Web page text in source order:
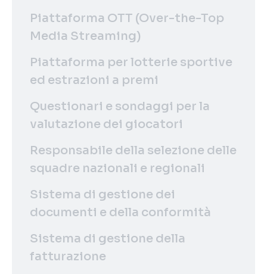
Piattaforma OTT (Over-the-Top
Media Streaming)
Piattaforma per lotterie sportive
ed estrazioni a premi
Questionari e sondaggi per la
valutazione dei giocatori
Responsabile della selezione delle
squadre nazionali e regionali
Sistema di gestione dei
documenti e della conformità
Sistema di gestione della
fatturazione